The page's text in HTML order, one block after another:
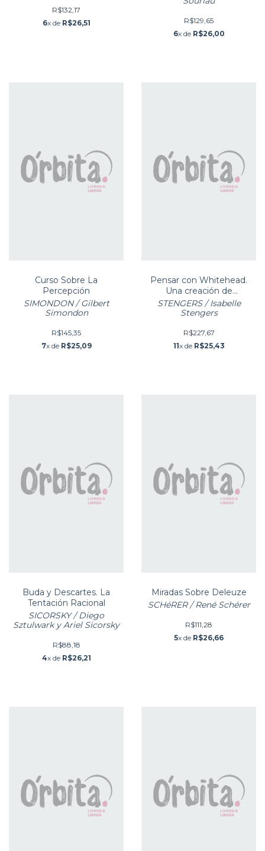
R$132,17
6x de R$26,51
R$129,65
6x de R$26,00
Curso Sobre La
Percepción
SIMONDON / Gilbert
Simondon
R$145,35
7x de R$25,09
Pensar con Whitehead.
Una creación de
conceptos libre y salvaje.
STENGERS / Isabelle
Stengers
R$227,67
11x de R$25,43
Buda y Descartes. La
Tentación Racional
SICORSKY / Diego
Sztulwark y Ariel Sicorsky
R$88,18
4x de R$26,21
Miradas Sobre Deleuze
SCHéRER / René Schérer
R$111,28
5x de R$26,66